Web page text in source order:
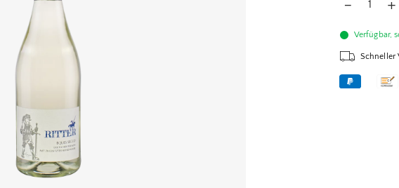
Verfügbar,
Schneller